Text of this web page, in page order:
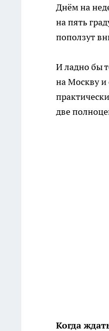
Днём на
на пять
поползут
И ладно бы
на Москву и
две
Когда